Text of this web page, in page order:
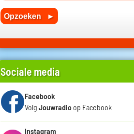
Sociale media
Facebook
Volg Jouwradio op Facebook
Instagram